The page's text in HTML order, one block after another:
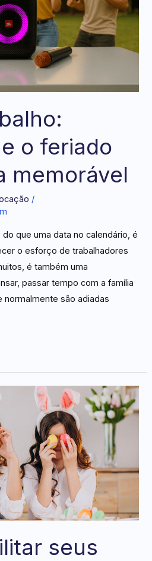
o feriado
memorável
/
que uma data no calendário, é
o esforço de trabalhadores
é também uma
passar tempo com a família
normalmente são adiadas
seus